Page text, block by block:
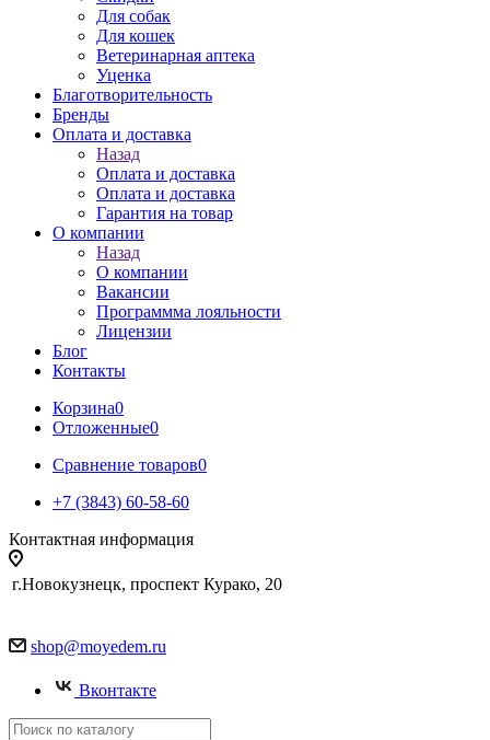
Для собак
Для кошек
Ветеринарная аптека
Уценка
Благотворительность
Бренды
Оплата и доставка
Назад
Оплата и доставка
Оплата и доставка
Гарантия на товар
О компании
Назад
О компании
Вакансии
Программма лояльности
Лицензии
Блог
Контакты
Корзина0
Отложенные0
Сравнение товаров0
+7 (3843) 60-58-60
Контактная информация
г.Новокузнецк, проспект Курако, 20
shop@moyedem.ru
Вконтакте